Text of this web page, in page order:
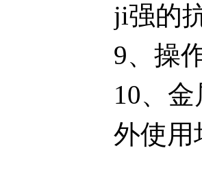
ji强的
9、操
10、
外使用